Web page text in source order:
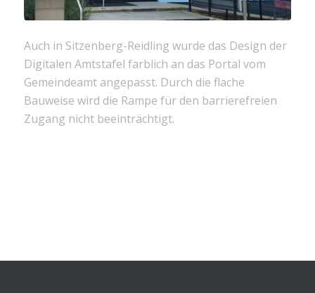
Auch in Sitzenberg-Reidling wurde das Design der
Digitalen Amtstafel farblich an das Portal vom
Gemeindeamt angepasst. Durch die flache
Bauweise wird die Rampe für den barrierefreien
Zugang nicht beeinträchtigt.